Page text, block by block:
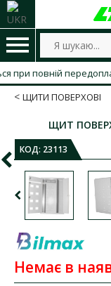
повній передоплаті.
ЩИТИ ПОВЕРХОВІ
ЩИТ
КОД: 23113
Немає в